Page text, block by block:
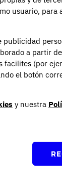
estudiar en
a través de
a los
usuario, para
a partir
facilites (por
el botón
y nuestra